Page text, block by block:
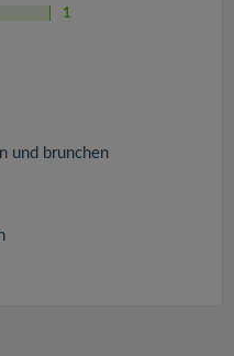
1
und brunchen